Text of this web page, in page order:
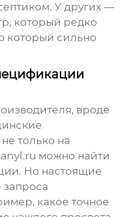
У других —
который редко
который сильно
вроде
только на
anyl.ru можно найти
Но настоящие
какое точное